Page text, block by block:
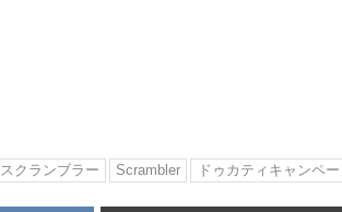
スクランブラー Scrambler ドゥカティキャンペ